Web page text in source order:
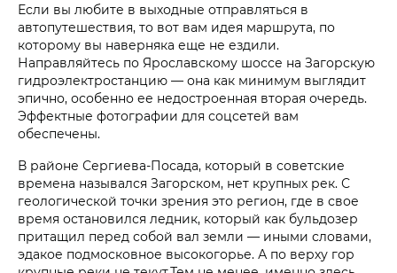
Если вы любите в выходные отправляться в
автопутешествия, то вот вам идея маршрута, по
которому вы наверняка еще не ездили.
Направляйтесь по Ярославскому шоссе на Загорскую
гидроэлектростанцию — она как минимум выглядит
эпично, особенно ее недостроенная вторая очередь.
Эффектные фотографии для соцсетей вам
обеспечены.
В районе Сергиева-Посада, который в советские
времена назывался Загорском, нет крупных рек. С
геологической точки зрения это регион, где в свое
время остановился ледник, который как бульдозер
притащил перед собой вал земли — иными словами,
эдакое подмосковное высокогорье. А по верху гор